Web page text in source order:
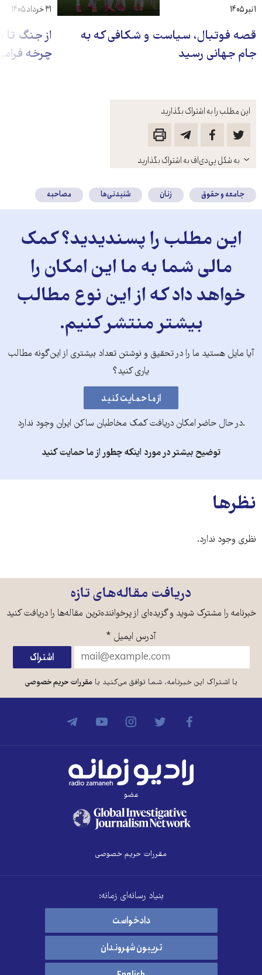
این مطلب را به اشتراک بگذارید
باز
کنید
به شکل پی‌دی‌اف به اشتراک بگذارید
قصه فوتبال، سیاست و شکافی که به
جام جهانی رسید
۱ تیر ۱۴۰۵
از جنگ تا
چرخه
۳۱ خرداد ۱۴۰۵
جامعه و حقوق زنان شنیدنی‌ها مصاحبه
این مطلب را پسندیدید؟ کمک
مالی شما به ما این امکان را
خواهد داد که از این نوع مطالب
بیشتر منتشر کنیم.
آیا مایل هستید ما را در تحقیق و نوشتن تعداد بیشتری از این‌گونه مطالب
یاری کنید؟
.در حال حاضر امکان دریافت کمک مخاطبان ساکن ایران وجود ندارد
توضیح بیشتر در مورد اینکه چطور از ما حمایت کنید
نظرها
نظری وجود ندارد.
دریافت مقاله‌های تازه
خبرنامه را مشترک شوید و گزیده‌ای از پرخواننده‌ترین مقاله‌ها را دریافت کنید
آدرس ایمیل *
با اشتراک این خبرنامه، شما توافق می‌کنید بامقررات حریم خصوصی
عضو
مقررات حریم خصوصی
بنیاد رسانه‌ای زمانه:
دادخواست
تریبون شهروندان